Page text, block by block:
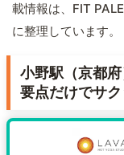
載情報は、FIT
に整理しています。
小野駅（京都
要点だけでサ